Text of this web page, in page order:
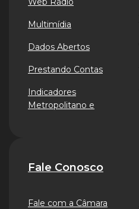
Multimídia
Dados Abertos
Prestando Contas
Indicadores
Metropolitano e
Fale Conosco
Fale com a Câmara